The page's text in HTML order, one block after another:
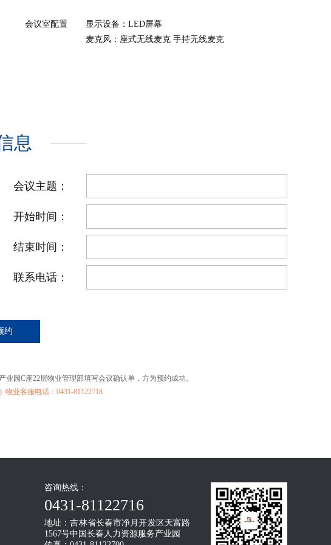
会议室配置
显示设备：LED屏幕
麦克风：座式无线麦克 手持无线麦克
息
会议主题：
开始时间：
结束时间：
联系电话：
园C座22层物业管理部填写会议确认单，方为预约成功。
业客服电话：0431-81122718
咨询热线：
0431-81122716
地址：吉林省长春市净月开发区天富路
1567号中国长春人力资源服务产业园